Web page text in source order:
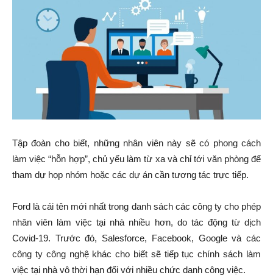
Tập đoàn cho biết, những nhân viên này sẽ có phong cách
làm việc “hỗn hợp”, chủ yếu làm từ xa và chỉ tới văn phòng để
tham dự họp nhóm hoặc các dự án cần tương tác trực tiếp.
Ford là cái tên mới nhất trong danh sách các công ty cho phép
nhân viên làm việc tại nhà nhiều hơn, do tác động từ dịch
Covid-19. Trước đó, Salesforce, Facebook, Google và các
công ty công nghệ khác cho biết sẽ tiếp tục chính sách làm
việc tại nhà vô thời hạn đối với nhiều chức danh công việc.